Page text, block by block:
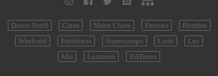
Diario Perfil Caras Marie Claire Fortuna
Hombre
Weekend
Parabrisas Supercampo Look
Luz
Mía
Lunateen BATimes